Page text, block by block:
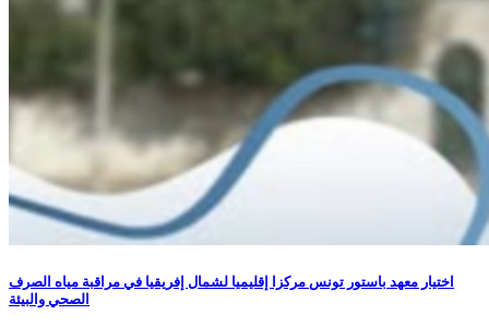
اختيار معهد باستور تونس مركزا إقليميا لشمال إفريقيا في مراقبة مياه الصرف
الصحي والبيئة